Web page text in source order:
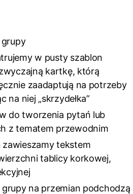
grupy
w pusty szablon
kartkę, którą
zaadaptują na potrzeby
na niej „skrzydełka”
do tworzenia pytań lub
z tematem przewodnim
zawieszamy tekstem
tablicy korkowej,
na przemian podchodzą